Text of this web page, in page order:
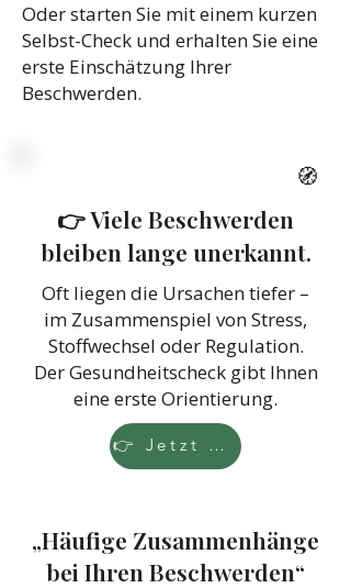
Oder starten Sie mit einem kurzen
Selbst-Check und erhalten Sie eine
erste Einschätzung Ihrer
Beschwerden.
🧭
👉 Viele Beschwerden
bleiben lange unerkannt.
Oft liegen die Ursachen tiefer –
im Zusammenspiel von Stress,
Stoffwechsel oder Regulation.
Der Gesundheitscheck gibt Ihnen
eine erste Orientierung.
👉 Jetzt Klarheit gewinnen
„Häufige Zusammenhänge
bei Ihren Beschwerden“